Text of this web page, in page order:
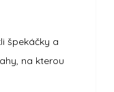
špekáčky a
na kterou